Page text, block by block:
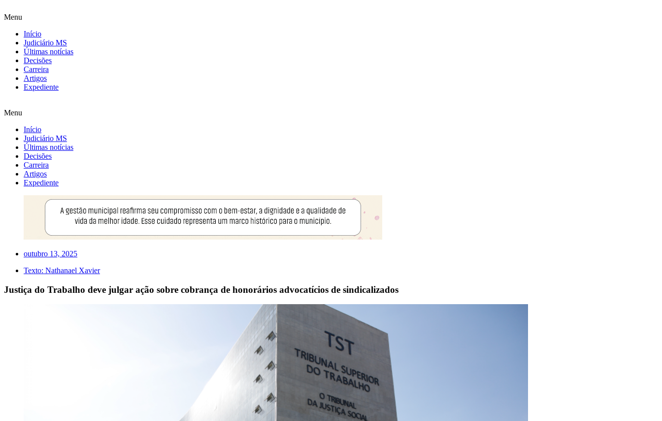
Menu
Início
Judiciário MS
Últimas notícias
Decisões
Carreira
Artigos
Expediente
Menu
Início
Judiciário MS
Últimas notícias
Decisões
Carreira
Artigos
Expediente
outubro 13, 2025
Texto: Nathanael Xavier
Justiça do Trabalho deve julgar ação sobre cobrança de honorários advocatícios de sindicalizados